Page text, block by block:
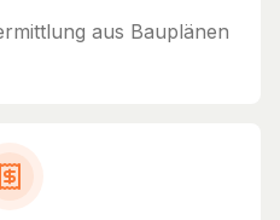
aus Bauplänen